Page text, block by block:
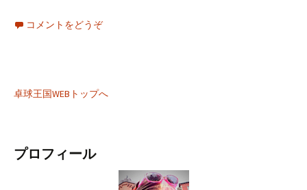
コメントをどうぞ
卓球王国WEBトップへ
プロフィール